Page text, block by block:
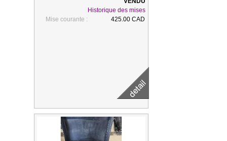
Historique des mises
Mise courante :
425.00 CAD